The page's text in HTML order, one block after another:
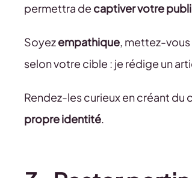
permettra de captiver votre
Soyezempathique, mettez-vous
selon votre cible : je rédige un
Rendez-les curieux en créant
propre identité.